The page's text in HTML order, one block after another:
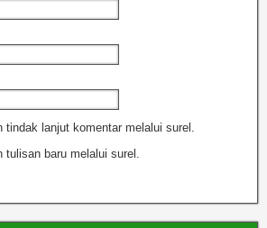
tindak lanjut komentar melalui surel.
tulisan baru melalui surel.